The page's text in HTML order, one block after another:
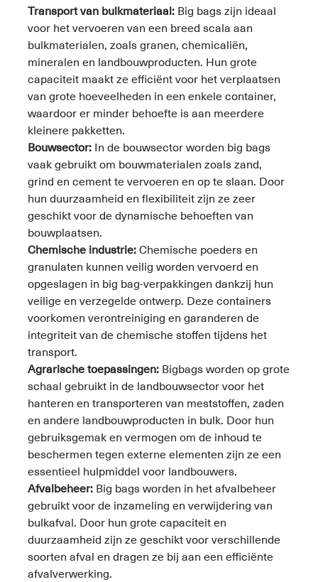
Transport van bulkmateriaal: Big bags zijn ideaal
voor het vervoeren van een breed scala aan
bulkmaterialen, zoals granen, chemicaliën,
mineralen en landbouwproducten. Hun grote
capaciteit maakt ze efficiënt voor het verplaatsen
van grote hoeveelheden in een enkele container,
waardoor er minder behoefte is aan meerdere
kleinere pakketten.
Bouwsector: In de bouwsector worden big bags
vaak gebruikt om bouwmaterialen zoals zand,
grind en cement te vervoeren en op te slaan. Door
hun duurzaamheid en flexibiliteit zijn ze zeer
geschikt voor de dynamische behoeften van
bouwplaatsen.
Chemische industrie:Chemische poeders en
granulaten kunnen veilig worden vervoerd en
opgeslagen in big bag-verpakkingen dankzij hun
veilige en verzegelde ontwerp. Deze containers
voorkomen verontreiniging en garanderen de
integriteit van de chemische stoffen tijdens het
transport.
Agrarische toepassingen: Bigbags worden op grote
schaal gebruikt in de landbouwsector voor het
hanteren en transporteren van meststoffen, zaden
en andere landbouwproducten in bulk. Door hun
gebruiksgemak en vermogen om de inhoud te
beschermen tegen externe elementen zijn ze een
essentieel hulpmiddel voor landbouwers.
Afvalbeheer: Big bags worden in het afvalbeheer
gebruikt voor de inzameling en verwijdering van
bulkafval. Door hun grote capaciteit en
duurzaamheid zijn ze geschikt voor verschillende
soorten afval en dragen ze bij aan een efficiënte
afvalverwerking.